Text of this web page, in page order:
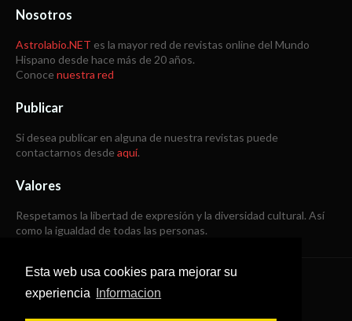
Esta web usa cookies para mejorar su
experiencia
Informacion
Nosotros
Astrolabio.NET es la mayor red de revistas online del Mundo
Hispano desde hace más de 20 años.
Conoce nuestra red
Publicar
Si desea publicar en alguna de nuestra revistas puede
contactarnos desde aquí.
Valores
Respetamos la libertad de expresión y la diversidad cultural. Así
como la igualdad de todas las personas.
Copyright © 1998 -